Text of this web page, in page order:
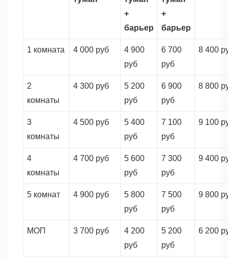
+
барьер
+
барьер
1 комната 4 000 руб
4 900
руб
6 700
руб
8 400
2
комнаты
4 300 руб
5 200
руб
6 900
руб
8 800
3
комнаты
4 500 руб
5 400
руб
7 100
руб
9 100
4
комнаты
4 700 руб
5 600
руб
7 300
руб
9 400
5 комнат 4 900 руб
5 800
руб
7 500
руб
9 800
МОП 3 700 руб
4 200
руб
5 200
руб
6 200